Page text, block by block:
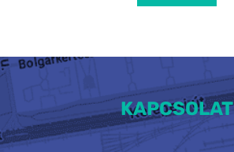
KAPCSOLAT